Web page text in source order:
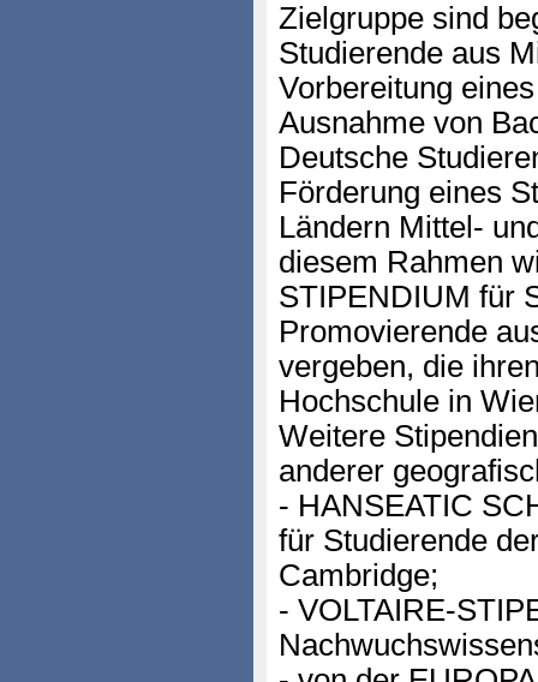
Zielgruppe sind
Studierende aus
Vorbereitung
Ausnahme von
Deutsche
Förderung eines
Ländern Mittel-
diesem Rahmen
STIPENDIUM für
Promovierende
vergeben, die
Hochschule in
Weitere
anderer
- HANSEATIC
für Studierende
Cambridge;
- VOLTAIRE-